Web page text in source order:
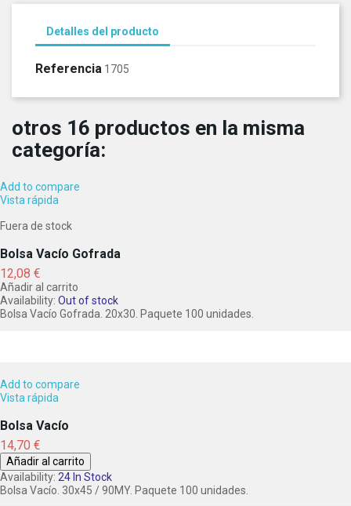
Detalles del producto
Referencia 1705
otros 16 productos en la misma
categoría:
Add to compare
Vista rápida
Fuera de stock
Bolsa Vacío Gofrada
Precio
12,08 €
Añadir al carrito
Availability: Out of stock
Bolsa Vacío Gofrada. 20x30. Paquete 100 unidades.
Add to compare
Vista rápida
Bolsa Vacío
Precio
14,70 €
Añadir al carrito
Availability: 24 In Stock
Bolsa Vacío. 30x45 / 90MY. Paquete 100 unidades.